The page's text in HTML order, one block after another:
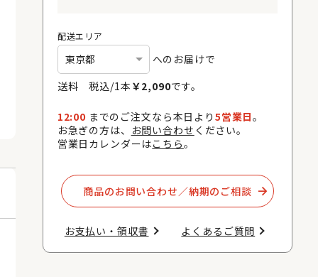
配送エリア
へのお届けで
送料 税込/1本 ￥2,090です。
12:00 までのご注文なら本日より 5営業日。
お急ぎの方は、
お問い合わせ ください。
営業日カレンダーはこちら。
商品のお問い合わせ／納期のご相談​
お支払い・領収書​ よくあるご質問​